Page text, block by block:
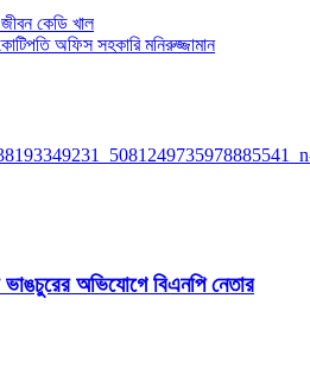
কেডি খাল
অফিস সহকারি মনিরুজ্জামান
ভাঙচুরের অভিযোগে বিএনপি নেতার